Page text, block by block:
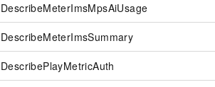
DescribeMeterImsMpsAiUsage
DescribeMeterImsSummary
DescribePlayMetricAuth